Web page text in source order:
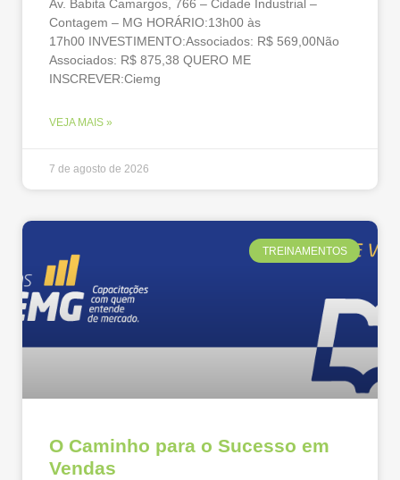
Av. Babita Camargos, 766 – Cidade Industrial –
Contagem – MG HORÁRIO:13h00 às
17h00 INVESTIMENTO:Associados: R$ 569,00Não
Associados: R$ 875,38 QUERO ME
INSCREVER:Ciemg
VEJA MAIS »
7 de agosto de 2026
TREINAMENTOS
O Caminho para o Sucesso em
Vendas